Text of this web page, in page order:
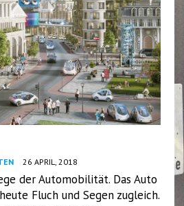
26 APRIL, 2018
der Automobilität. Das Auto
Fluch und Segen zugleich.